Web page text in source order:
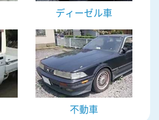
ディーゼル車
不動車